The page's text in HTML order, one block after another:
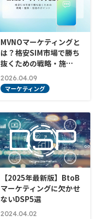
MVNOマーケティングと
は？格安SIM市場で勝ち
抜くための戦略・施…
2026.04.09
マーケティング
【2025年最新版】BtoB
マーケティングに欠かせ
ないDSP5選
2024.04.02